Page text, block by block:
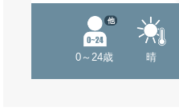
0～24歳
他
晴